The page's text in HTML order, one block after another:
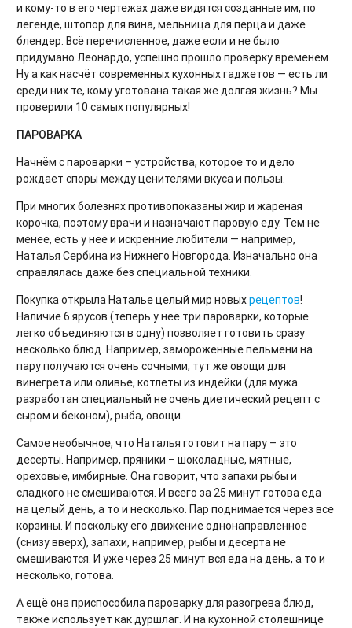
и кому-то в его чертежах даже видятся созданные им, по
легенде, штопор для вина, мельница для перца и даже
блендер. Всё перечисленное, даже если и не было
придумано Леонардо, успешно прошло проверку временем.
Ну а как насчёт современных кухонных гаджетов — есть ли
среди них те, кому уготована такая же долгая жизнь? Мы
проверили 10 самых популярных!
ПАРОВАРКА
Начнём с пароварки – устройства, которое то и дело
рождает споры между ценителями вкуса и пользы.
При многих болезнях противопоказаны жир и жареная
корочка, поэтому врачи и назначают паровую еду. Тем не
менее, есть у неё и искренние любители — например,
Наталья Сербина из Нижнего Новгорода. Изначально она
справлялась даже без специальной техники.
Покупка открыла Наталье целый мир новыхрецептов!
Наличие 6 ярусов (теперь у неё три пароварки, которые
легко объединяются в одну) позволяет готовить сразу
несколько блюд. Например, замороженные пельмени на
пару получаются очень сочными, тут же овощи для
винегрета или оливье, котлеты из индейки (для мужа
разработан специальный не очень диетический рецепт с
сыром и беконом), рыба, овощи.
Самое необычное, что Наталья готовит на пару – это
десерты. Например, пряники – шоколадные, мятные,
ореховые, имбирные. Она говорит, что запахи рыбы и
сладкого не смешиваются. И всего за 25 минут готова еда
на целый день, а то и несколько. Пар поднимается через все
корзины. И поскольку его движение однонаправленное
(снизу вверх), запахи, например, рыбы и десерта не
смешиваются. И уже через 25 минут вся еда на день, а то и
несколько, готова.
А ещё она приспособила пароварку для разогрева блюд,
также использует как дуршлаг. И на кухонной столешнице